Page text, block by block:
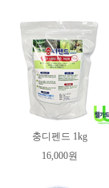
충디펜드 1kg
16,000원